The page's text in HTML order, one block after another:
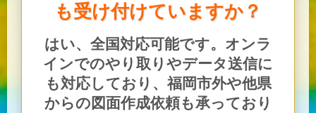
も受け付けていますか？
はい、全国対応可能です。オンラ
インでのやり取りやデータ送信に
も対応しており、福岡市外や他県
からの図面作成依頼も承っており